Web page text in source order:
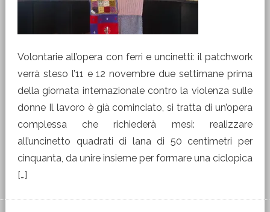
Volontarie all’opera con ferri e uncinetti: il patchwork
verrà steso l’11 e 12 novembre due settimane prima
della giornata internazionale contro la violenza sulle
donne Il lavoro è già cominciato, si tratta di un’opera
complessa che richiederà mesi: realizzare
all’uncinetto quadrati di lana di 50 centimetri per
cinquanta, da unire insieme per formare una ciclopica
[…]